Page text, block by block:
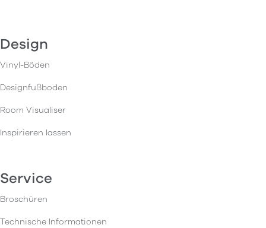
Design
Vinyl-Böden
Designfußboden
Room Visualiser
Inspirieren lassen
Service
Broschüren
Technische Informationen